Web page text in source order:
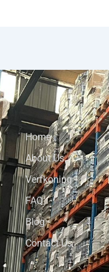
Home
About Us
Verfkoning
FAQ
Blog
Contact Us